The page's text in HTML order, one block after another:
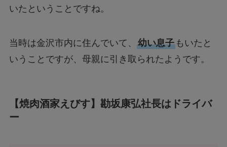
いたということですね。
当時は金沢市内に住んでいて、 幼い息子もいたと
いうことですが、母親に引き取られたようです。
【焼肉酒家えびす】勘坂康弘社長はドライバ
ー